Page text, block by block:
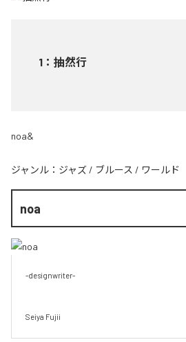
1 ： 抽然行
noa&
ジャンル： ジャズ / ブルース / ワールド
noa
-designwriter-
Seiya Fujii